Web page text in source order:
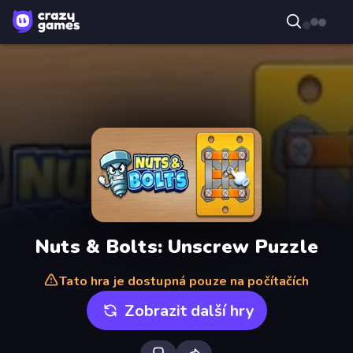
Nuts & Bolts: Unscrew Puzzle
Tato hra je dostupná pouze na počítačích
Zobrazit další hry